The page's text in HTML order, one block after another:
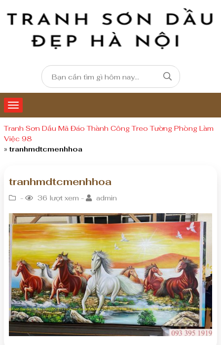
Tranh Sơn Dầu Mã Đáo Thành Công Treo Tường Phòng Làm
Việc 98
» tranhmdtcmenhhoa
tranhmdtcmenhhoa
- 36 lượt xem - admin